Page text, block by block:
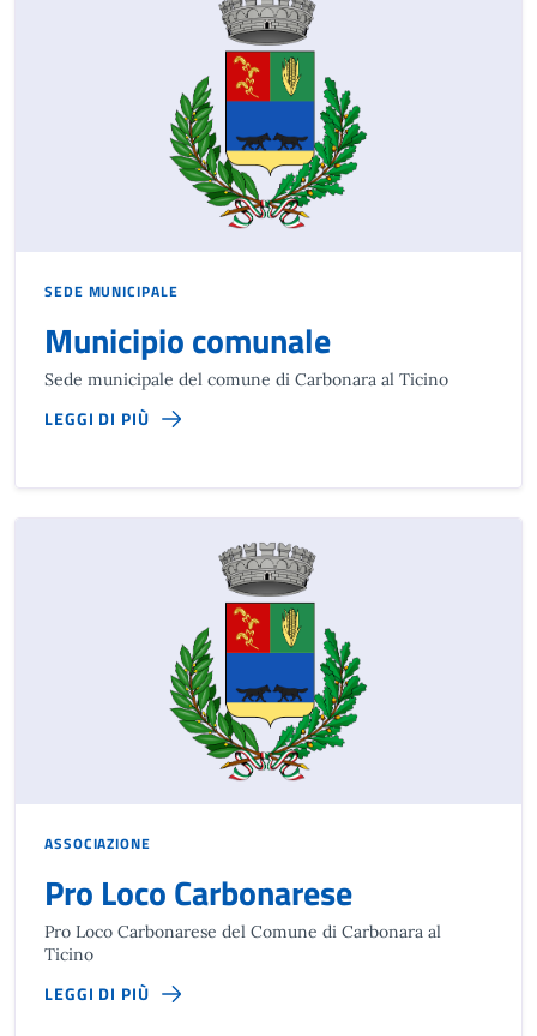
SEDE MUNICIPALE
Municipio comunale
Sede municipale del comune di Carbonara al Ticino
LEGGI DI PIÙ
ASSOCIAZIONE
Pro Loco Carbonarese
Pro Loco Carbonarese del Comune di Carbonara al
Ticino
LEGGI DI PIÙ